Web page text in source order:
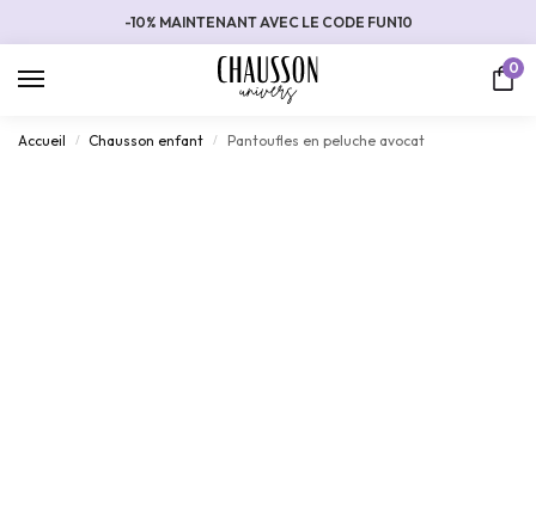
-10% MAINTENANT AVEC LE CODE FUN10
0
Accueil / Chausson enfant / Pantoufles en peluche avocat